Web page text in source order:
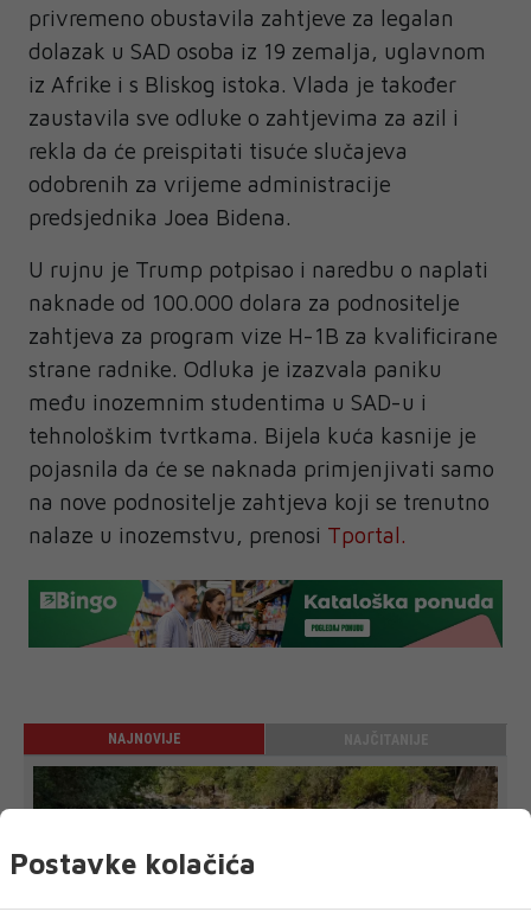
privremeno obustavila zahtjeve za legalan
dolazak u SAD osoba iz 19 zemalja, uglavnom
iz Afrike i s Bliskog istoka. Vlada je također
zaustavila sve odluke o zahtjevima za azil i
rekla da će preispitati tisuće slučajeva
odobrenih za vrijeme administracije
predsjednika Joea Bidena.
U rujnu je Trump potpisao i naredbu o naplati
naknade od 100.000 dolara za podnositelje
zahtjeva za program vize H-1B za kvalificirane
strane radnike. Odluka je izazvala paniku
među inozemnim studentima u SAD-u i
tehnološkim tvrtkama. Bijela kuća kasnije je
pojasnila da će se naknada primjenjivati ​​samo
na nove podnositelje zahtjeva koji se trenutno
nalaze u inozemstvu, prenosi Tportal.
NAJNOVIJE
Postavke kolačića